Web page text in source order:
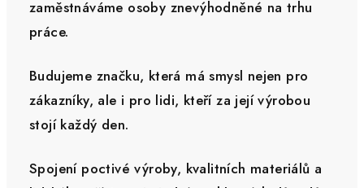
zaměstnáváme osoby znevýhodněné na trhu
práce.
Budujeme značku, která má smysl nejen pro
zákazníky, ale i pro lidi, kteří za její výrobou
stojí každý den.
Spojení poctivé výroby, kvalitních materiálů a